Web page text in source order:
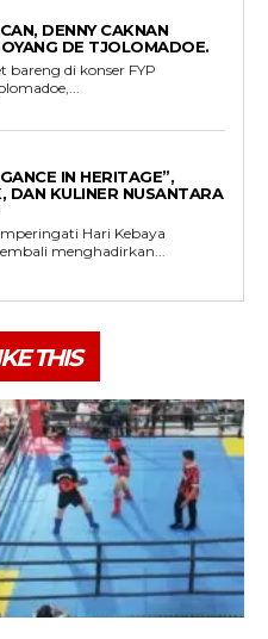
DENNY CAKNAN
DE TJOLOMADOE.
bareng di konser FYP
IN HERITAGE”,
DAN KULINER NUSANTARA
Hari Kebaya
menghadirkan...
THIS